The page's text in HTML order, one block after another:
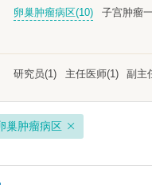
卵巢肿瘤病区(10) 子宫肿瘤
研究员(1) 主任医师(1) 副主
巢肿瘤病区 